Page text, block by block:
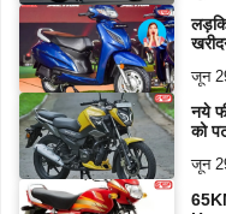
जून
नये
को
जून